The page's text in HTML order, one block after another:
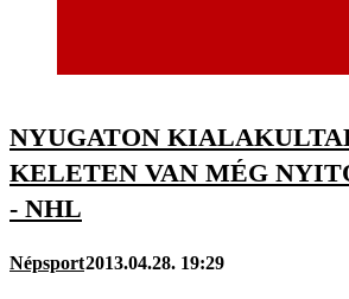
NYUGATON
KELETEN VAN MÉG
- NHL
Népsport2013.04.28. 19:29